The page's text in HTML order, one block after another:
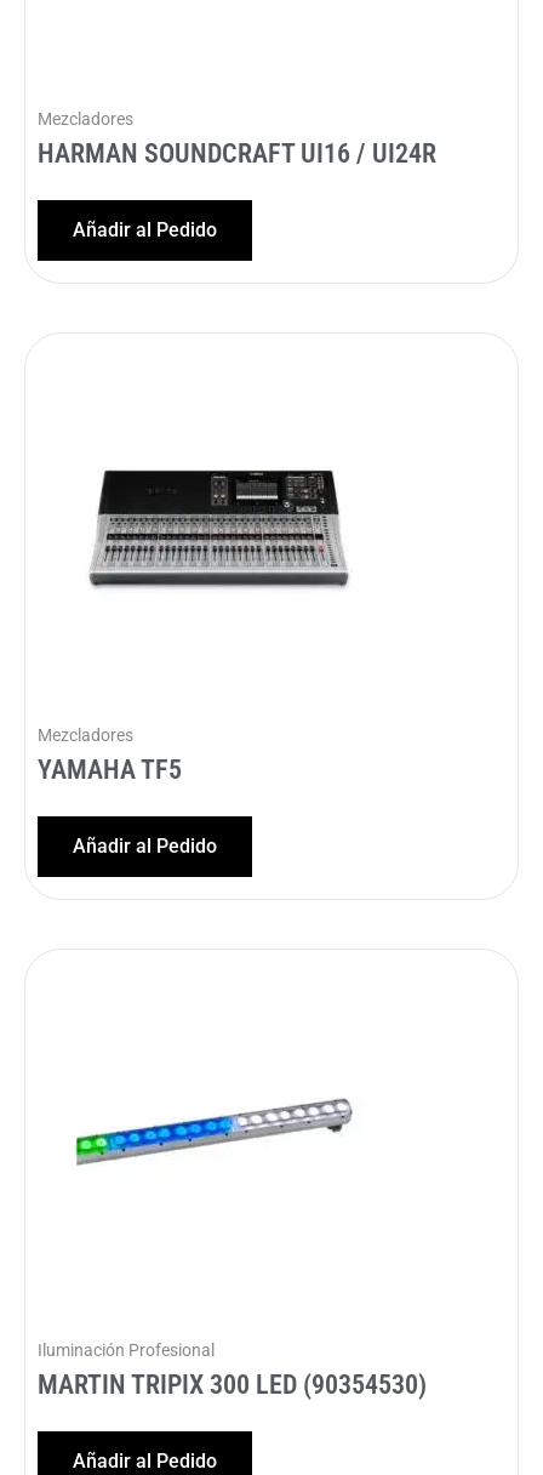
Mezcladores
HARMAN SOUNDCRAFT UI16 / UI24R
Añadir al Pedido
Mezcladores
YAMAHA TF5
Añadir al Pedido
Iluminación Profesional
MARTIN TRIPIX 300 LED (90354530)
Añadir al Pedido